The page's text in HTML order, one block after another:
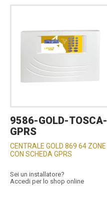
9586-GOLD-TOSCA-
GPRS
CENTRALE GOLD 869 64 ZONE
CON SCHEDA GPRS
Sei un installatore?
Accedi per lo shop online